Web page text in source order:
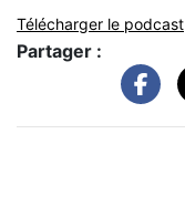
Télécharger le podcast
Partager :